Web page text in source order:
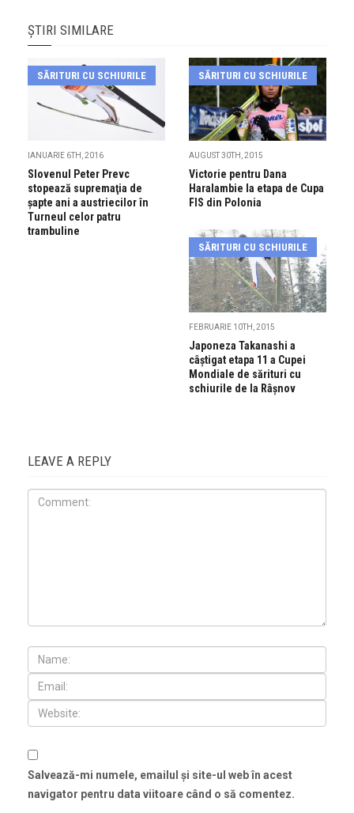
ȘTIRI SIMILARE
SĂRITURI CU SCHIURILE
IANUARIE 6TH, 2016
Slovenul Peter Prevc
stopează supremaţia de
şapte ani a austriecilor în
Turneul celor patru
trambuline
SĂRITURI CU SCHIURILE
AUGUST 30TH, 2015
Victorie pentru Dana
Haralambie la etapa de Cupa
FIS din Polonia
SĂRITURI CU SCHIURILE
FEBRUARIE 10TH, 2015
Japoneza Takanashi a
câștigat etapa 11 a Cupei
Mondiale de sărituri cu
schiurile de la Râșnov
LEAVE A REPLY
Salvează-mi numele, emailul și site-ul web în acest
navigator pentru data viitoare când o să comentez.